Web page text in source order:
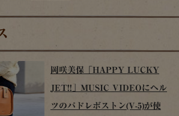
岡咲美保「HAPPY LUCKY
JET!!」MUSIC VIDEOにヘル
ツのパドレボストン(V-5)が使